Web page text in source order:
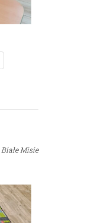
Białe Misie